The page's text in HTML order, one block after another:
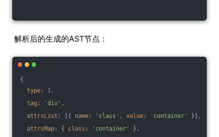
解析后的生成的AST节点：
{
type : 1 ,
tag : 'div' ,
attrsList : [{ name : 'class' , value : 'container'
}],
attrsMap : { class : 'container'
},